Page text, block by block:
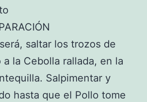
saltar los trozos de
la Cebolla rallada, en la
Salpimentar y
hasta que el Pollo tome